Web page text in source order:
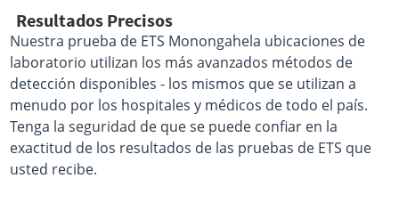
Resultados Precisos
Nuestra prueba de ETS Monongahela ubicaciones de
laboratorio utilizan los más avanzados métodos de
detección disponibles - los mismos que se utilizan a
menudo por los hospitales y médicos de todo el país.
Tenga la seguridad de que se puede confiar en la
exactitud de los resultados de las pruebas de ETS que
usted recibe.